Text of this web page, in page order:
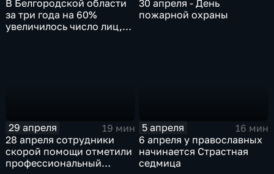
В Белгородской области
за три года на 60%
увеличилось число лиц,
30 апреля - День
пожарной охраны
29 апреля
19 мин
28 апреля сотрудники
скорой помощи отметили
профессиональный
5 апреля
16 мин
6 апреля у православных
начинается Страстная
седмица